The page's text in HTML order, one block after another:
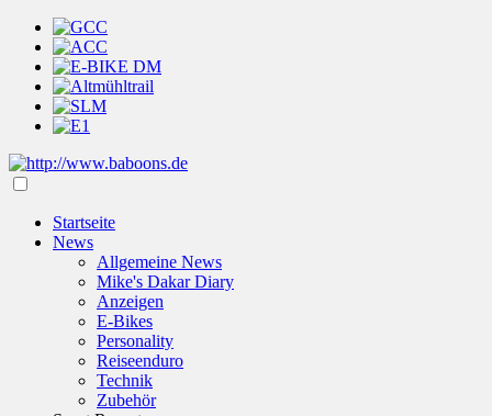
Startseite
News
Allgemeine News
Mike's Dakar Diary
Anzeigen
E-Bikes
Personality
Reiseenduro
Technik
Zubehör